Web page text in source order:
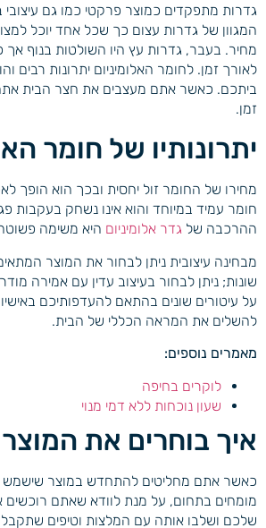
גדרות מתפקדים כמוצר פרקטי כמו גם עיצובי
המגוון של גדרות עצום כך שכל אחד יוכל
מחיר. בעבר, גדרות עץ היו השולטות בנוף אך
לאורך זמן. לחומר האלומיניום יתרונות רבים
ביתכם. כאשר אתם מעצבים את חצר הבית אתם
זמן.
יתרונותיו של חומר
מחירו של החומר זול יחסית ובכך הוא הופך
חומר עמיד במיוחד והוא אינו נשחק בעקבות
ההרכבה של גדר אלומיניום היא משימה
מבחינה עיצובית ניתן לבחור את המוצר
שונות; ניתן לבחור בעיצוב עדין עם אמירה
על עיטורים שונים בהתאם להעדפותיכם
להשלים את המראה הכללי של הבית.
מאמרים נוספים:
לוקרים בחיפה
שעון נוכחות ללא דמי מנוי
איך בוחרים את המוצר
כאשר אתם מחליטים להתחדש במוצר שישמש
מומחים בתחום, על מנת לוודא שאתם רוכשים
שלכם ושלבו אותה עם המלצות וטיפים